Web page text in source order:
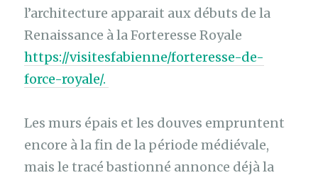
l’architecture apparait aux débuts de la
Renaissance à la Forteresse Royale
https://visitesfabienne/forteresse-de-
force-royale/.
Les murs épais et les douves empruntent
encore à la fin de la période médiévale,
mais le tracé bastionné annonce déjà la